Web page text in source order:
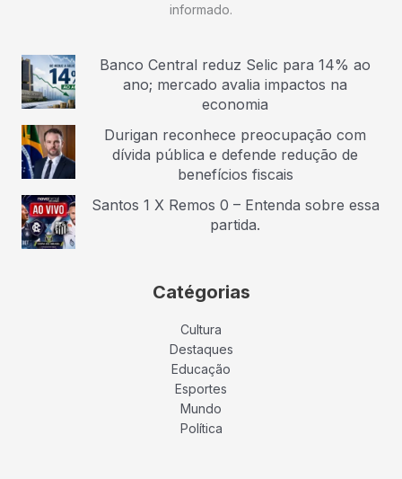
informado.
Banco Central reduz Selic para 14% ao
ano; mercado avalia impactos na
economia
Durigan reconhece preocupação com
dívida pública e defende redução de
benefícios fiscais
Santos 1 X Remos 0 – Entenda sobre essa
partida.
Catégorias
Cultura
Destaques
Educação
Esportes
Mundo
Política